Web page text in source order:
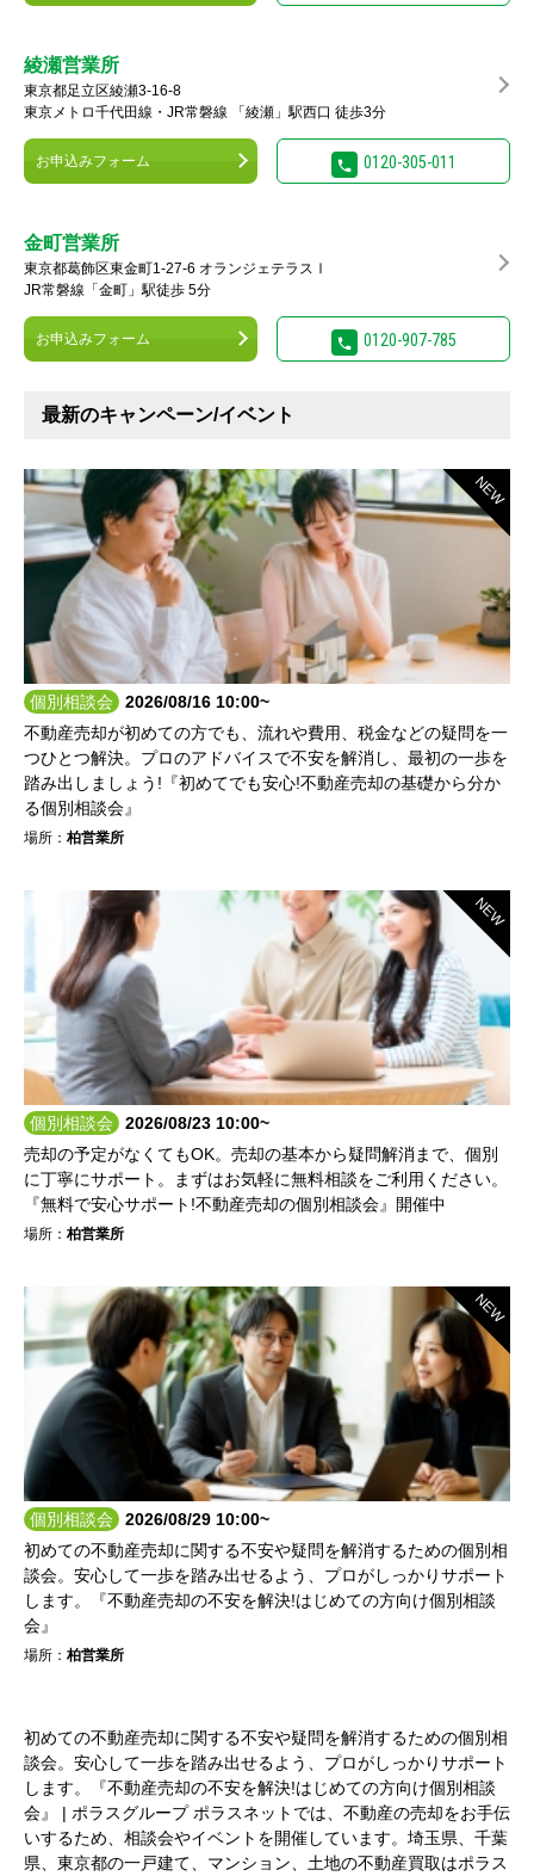
綾瀬営業所
東京都足立区綾瀬3-16-8
東京メトロ千代田線・JR常磐線 「綾瀬」駅西口 徒歩3分
お申込みフォーム 0120-305-011
金町営業所
東京都葛飾区東金町1-27-6 オランジェテラスⅠ
JR常磐線「金町」駅徒歩 5分
お申込みフォーム 0120-907-785
最新のキャンペーン/イベント
NEW
個別相談会
2026/08/16 10:00~
不動産売却が初めての方でも、流れや費用、税金などの疑問を一
つひとつ解決。プロのアドバイスで不安を解消し、最初の一歩を
踏み出しましょう!『初めてでも安心!不動産売却の基礎から分か
る個別相談会』
場所： 柏営業所
NEW
個別相談会
2026/08/23 10:00~
売却の予定がなくてもOK。売却の基本から疑問解消まで、個別
に丁寧にサポート。まずはお気軽に無料相談をご利用ください。
『無料で安心サポート!不動産売却の個別相談会』開催中
場所： 柏営業所
NEW
個別相談会
2026/08/29 10:00~
初めての不動産売却に関する不安や疑問を解消するための個別相
談会。安心して一歩を踏み出せるよう、プロがしっかりサポート
します。『不動産売却の不安を解決!はじめての方向け個別相談
会』
場所： 柏営業所
初めての不動産売却に関する不安や疑問を解消するための個別相
談会。安心して一歩を踏み出せるよう、プロがしっかりサポート
します。『不動産売却の不安を解決!はじめての方向け個別相談
会』 | ポラスグループ ポラスネットでは、不動産の売却をお手伝
いするため、相談会やイベントを開催しています。埼玉県、千葉
県、東京都の一戸建て、マンション、土地の不動産買取はポラス